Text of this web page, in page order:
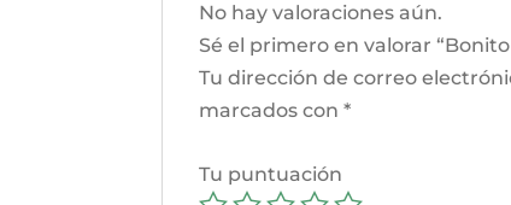
No hay valoraciones aún.
Sé el primero en valorar
Tu dirección de correo
marcados con*
Tu puntuación